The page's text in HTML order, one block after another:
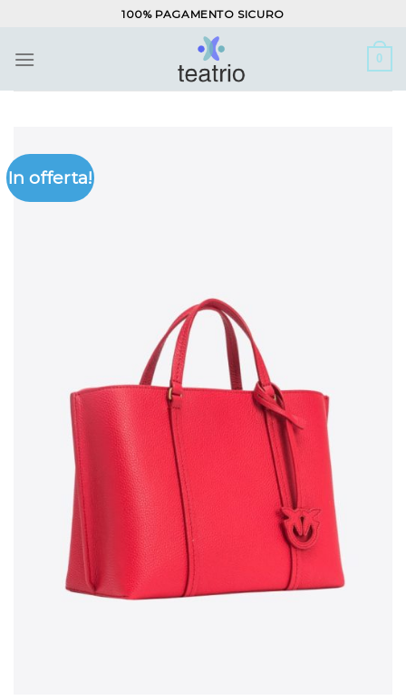
contenuti
100% PAGAMENTO SICURO
0
In offerta!